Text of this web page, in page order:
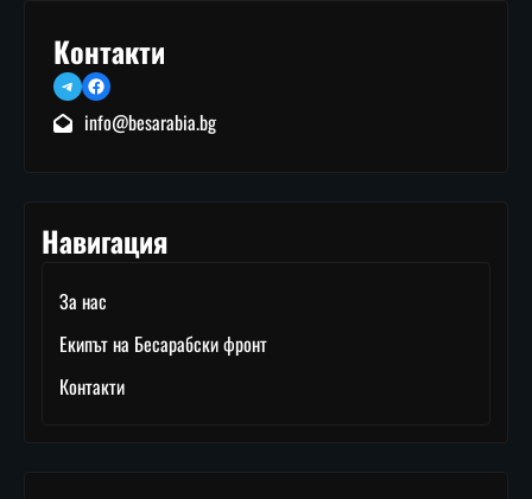
Контакти
TelegramFacebook
info@besarabia.bg
Навигация
За нас
Екипът на Бесарабски фронт
Контакти